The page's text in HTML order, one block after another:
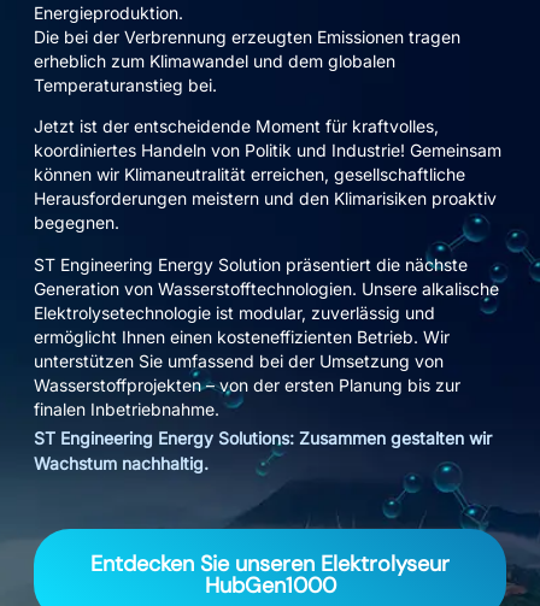
Energieproduktion.
Die bei der Verbrennung erzeugten Emissionen tragen
erheblich zum Klimawandel und dem globalen
Temperaturanstieg bei.
Jetzt ist der entscheidende Moment für kraftvolles,
koordiniertes Handeln von Politik und Industrie! Gemeinsam
können wir Klimaneutralität erreichen, gesellschaftliche
Herausforderungen meistern und den Klimarisiken proaktiv
begegnen.
ST Engineering Energy Solution präsentiert die nächste
Generation von Wasserstofftechnologien. Unsere alkalische
Elektrolysetechnologie ist modular, zuverlässig und
ermöglicht Ihnen einen kosteneffizienten Betrieb. Wir
unterstützen Sie umfassend bei der Umsetzung von
Wasserstoffprojekten – von der ersten Planung bis zur
finalen Inbetriebnahme.
ST Engineering Energy Solutions: Zusammen gestalten wir
Wachstum nachhaltig.
Entdecken Sie unseren Elektrolyseur
HubGen1000